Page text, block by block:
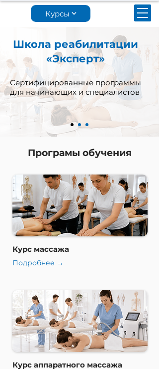
Курсы
Школа реабилитации
«Эксперт»
Сертифицированные программы
для начинающих и специалистов
Програмы обучения
Курс массажа
Подробнее →
Курс аппаратного массажа